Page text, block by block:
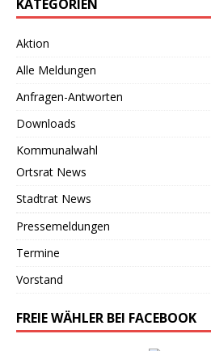
KATEGORIEN
Aktion
Alle Meldungen
Anfragen-Antworten
Downloads
Kommunalwahl
Ortsrat News
Stadtrat News
Pressemeldungen
Termine
Vorstand
FREIE WÄHLER BEI FACEBOOK